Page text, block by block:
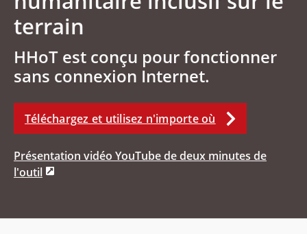
terrain
HHoT est conçu pour fonctionner
sans connexion Internet.
Téléchargez et utilisez n'importe où
Présentation vidéo YouTube de deux minutes de
l'outil